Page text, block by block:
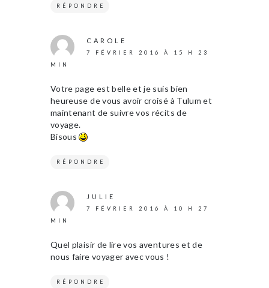
RÉPONDRE
CAROLE
7 FÉVRIER 2016 À 15 H 23
MIN
Votre page est belle et je suis bien
heureuse de vous avoir croisé à Tulum et
maintenant de suivre vos récits de
voyage.
Bisous
RÉPONDRE
JULIE
7 FÉVRIER 2016 À 10 H 27
MIN
Quel plaisir de lire vos aventures et de
nous faire voyager avec vous !
RÉPONDRE